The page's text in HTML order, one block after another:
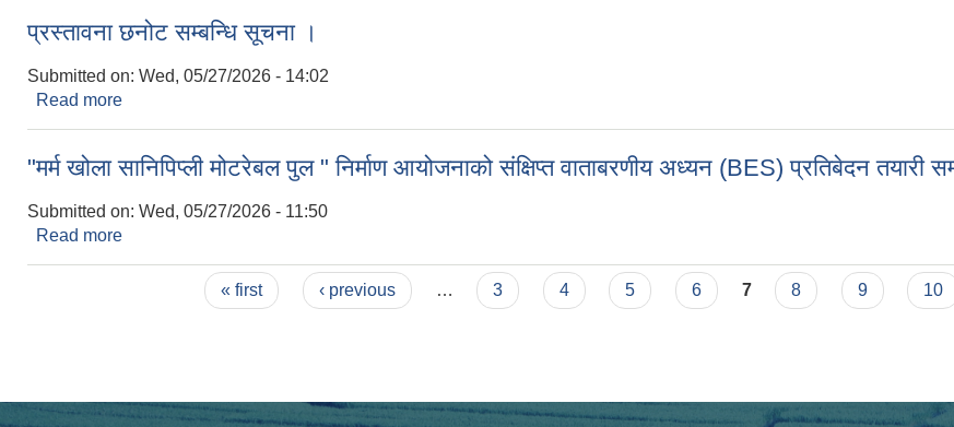
प्रस्तावना छनोट सम्बन्धि सूचना ।
Submitted on: Wed, 05/27/2026 - 14:02
Read more
"मर्म खोला सानिपिप्ली मोटरेबल पुल " निर्माण आयोजनाको संक्षिप्त वाताबरणीय अध्यन (BES) प्रतिबेदन तयारी
Submitted on: Wed, 05/27/2026 - 11:50
Read more
« first ‹ previous … 3 4 5 6 7 8 9 10